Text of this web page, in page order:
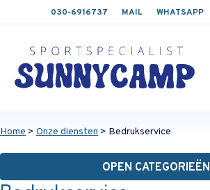
030-6916737 MAIL WHATSAPP
Home > Onze diensten > Bedrukservice
OPEN CATEGORIEËN